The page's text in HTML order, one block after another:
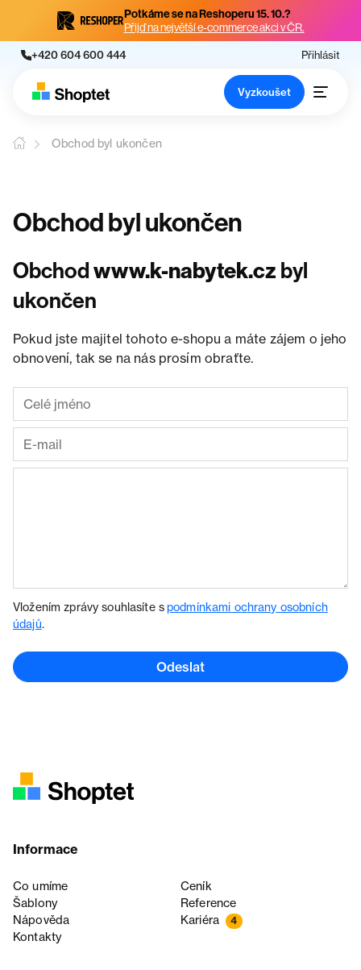
Potkáme se na Reshoperu 15. 10.?
Přijď na největší e-commerce akci v ČR.
+420 604 600 444 Přihlásit
Vyzkoušet
Obchod byl ukončen
Obchod byl ukončen
Obchodwww.k-nabytek.cz byl
ukončen
Pokud jste majitel tohoto e-shopu a máte zájem o jeho
obnovení, tak se na nás prosím obraťte.
Vložením zprávy souhlasíte spodmínkami ochrany osobních
údajů.
Odeslat
Informace
Co umíme
Ceník
Šablony
Reference
Nápověda
Kariéra 4
Kontakty